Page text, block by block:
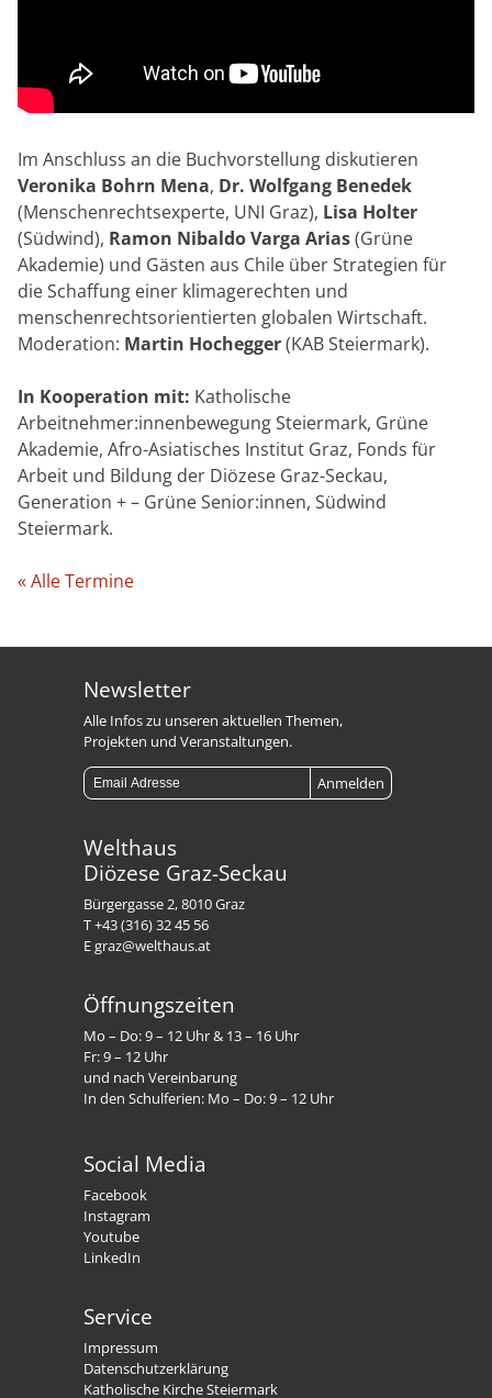
Im Anschluss an die Buchvorstellung diskutieren
Veronika Bohrn Mena, Dr. Wolfgang Benedek
(Menschenrechtsexperte, UNI Graz), Lisa Holter
(Südwind), Ramon Nibaldo Varga Arias(Grüne
Akademie) und Gästen aus Chile über Strategien für
die Schaffung einer klimagerechten und
menschenrechtsorientierten globalen Wirtschaft.
Moderation: Martin Hochegger(KAB Steiermark).
In Kooperation mit: Katholische
Arbeitnehmer:innenbewegung Steiermark, Grüne
Akademie, Afro-Asiatisches Institut Graz, Fonds für
Arbeit und Bildung der Diözese Graz-Seckau,
Generation + – Grüne Senior:innen, Südwind
Steiermark.
« Alle Termine
Newsletter
Alle Infos zu unseren aktuellen Themen,
Projekten und Veranstaltungen.
Welthaus
Diözese Graz-Seckau
Bürgergasse 2, 8010 Graz
T +43 (316) 32 45 56
E graz@welthaus.at
Öffnungszeiten
Mo – Do: 9 – 12 Uhr & 13 – 16 Uhr
Fr: 9 – 12 Uhr
und nach Vereinbarung
In den Schulferien: Mo – Do: 9 – 12 Uhr
Social Media
Facebook
Instagram
Youtube
LinkedIn
Service
Impressum
Datenschutzerklärung
Katholische Kirche Steiermark